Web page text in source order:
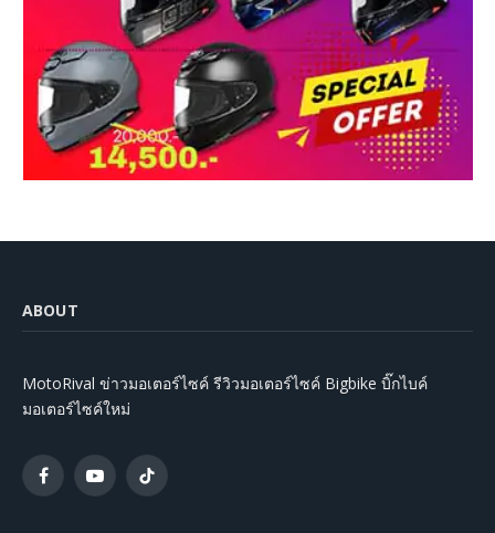
ABOUT
MotoRival ข่าวมอเตอร์ไซค์ รีวิวมอเตอร์ไซค์ Bigbike บิ๊กไบค์
มอเตอร์ไซค์ใหม่
FacebookYouTubeTikTok